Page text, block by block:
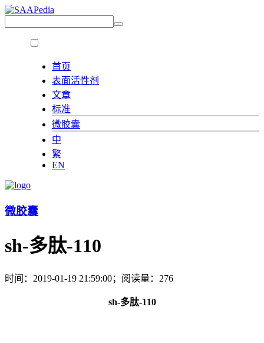
首页
表面活性剂
文章
标准
微胶囊
中
繁
EN
微胶囊
sh-多肽-110
时间：2019-01-19 21:59:00；阅读量：276
sh-多肽-110